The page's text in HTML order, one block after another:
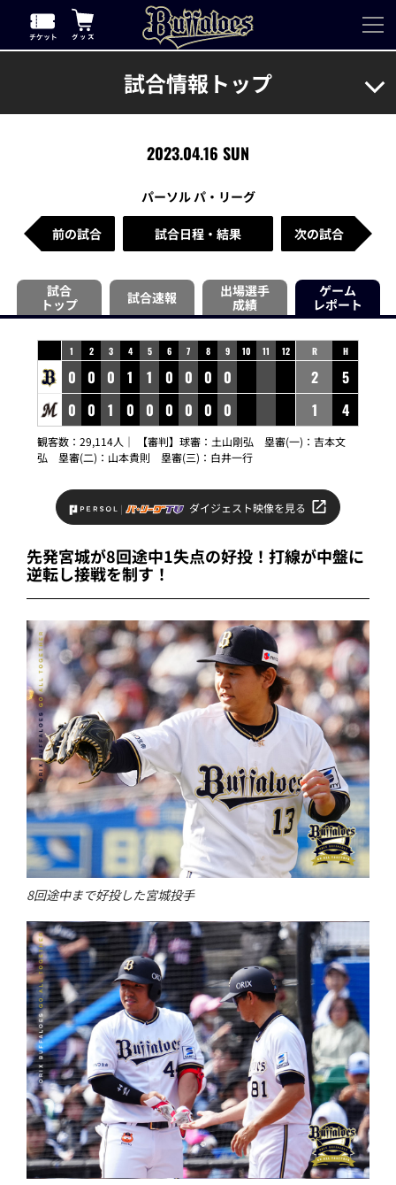
試合情報トップ
2023.04.16 SUN
パーソル パ・リーグ
前の試合 試合日程・結果 次の試合
試合
トップ
試合速報
出場選手
成績
ゲーム
レポート
1 2 3 4 5 6 7 8 9 10 11 12
0 0 0 1 1 0 0 0 0
0 0 1 0 0 0 0 0 0
R H
2
5
1
4
観客数：29,114人｜ 【審判】球審：土山剛弘 塁審(一)：吉本文
弘 塁審(二)：山本貴則 塁審(三)：白井一行
ダイジェスト映像を見る
先発宮城が8回途中1失点の好投！打線が中盤に
逆転し接戦を制す！
8回途中まで好投した宮城投手